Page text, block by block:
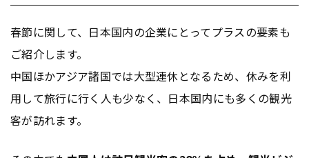
春節に関して、日本国内の企業にとってプラスの要素も
ご紹介します。
中国ほかアジア諸国では大型連休となるため、休みを利
用して旅行に行く人も少なく、日本国内にも多くの観光
客が訪れます。